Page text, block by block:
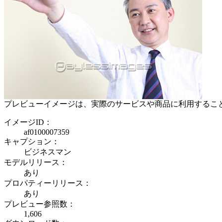
プレビューイメージは、実際のサービスや商品に利用するこ
イメージID：
af0100007359
キャプション：
ビジネスマン
モデルリリース：
あり
プロパティーリリース：
あり
プレビュー参照数：
1,606